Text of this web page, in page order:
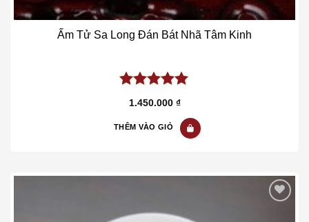
Ấm Tử Sa Long Đán Bát Nhã Tâm Kinh
5.00out of
1.450.000 ₫
THÊM VÀO GIỎ